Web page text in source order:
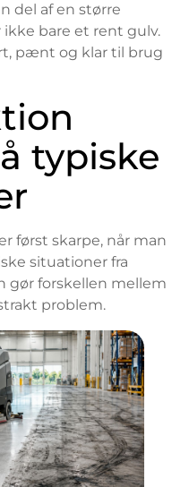
del af en større
bare et rent gulv.
pænt og klar til brug
typiske
først skarpe, når man
situationer fra
gør forskellen mellem
problem.